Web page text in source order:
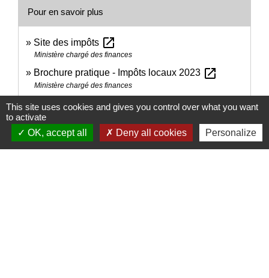
Pour en savoir plus
Site des impôts open_in_new
Ministère chargé des finances
Brochure pratique - Impôts locaux 2023 open_in_new
Ministère chargé des finances
Comment sont calculés mes impôts locaux ?open_in_new
Ministère chargé des finances
Signaler une erreur sur cette page
This site uses cookies and gives you control over what you want
to activate
OK, accept all
Deny all cookies Personalize